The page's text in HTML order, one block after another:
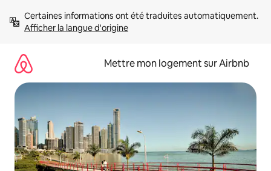
directement
Afficher la langue d'origine
Mettre mon logement sur Airbnb